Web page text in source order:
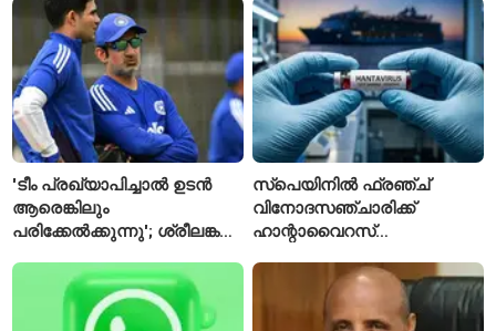
ഈമാസം 12 വരെ
വിശേഷിപ്പിക്കപ്പെട്ട
ഗവേഷകൻ രാജിവെച്ചു
'ടീം പ്രഖ്യാപിച്ചാൽ ഉടൻ
ആരെങ്കിലും
പരിക്കേൽക്കുന്നു'; ശ്രീലങ്കൻ
ടീമിനെ കുറിച്ച് മുൻതാരം
സ്പെയിനിൽ ഫ്രഞ്ച്
വിനോദസഞ്ചാരിക്ക്
ഹാന്റാവൈറസ്
ഐസൊലേഷനിൽ
പ്രവേശിപ്പിച്ചു